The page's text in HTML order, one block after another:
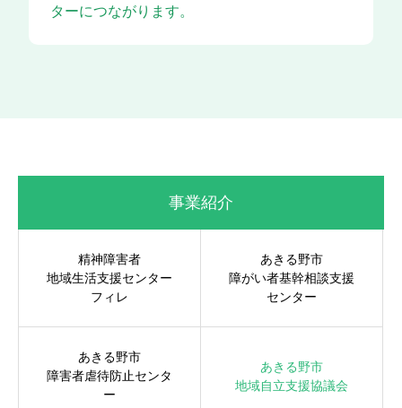
ターにつながります。
事業紹介
精神障害者
地域生活支援センター
フィレ
あきる野市
障がい者基幹相談支援
センター
あきる野市
障害者虐待防止センタ
ー
あきる野市
地域自立支援協議会